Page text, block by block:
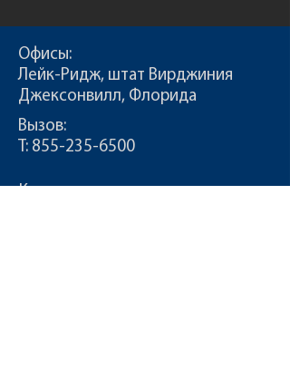
Офисы:
Лейк-Ридж, штат Вирджиния
Джексонвилл, Флорида
Вызов:
Т: 855-235-6500
Контакт: